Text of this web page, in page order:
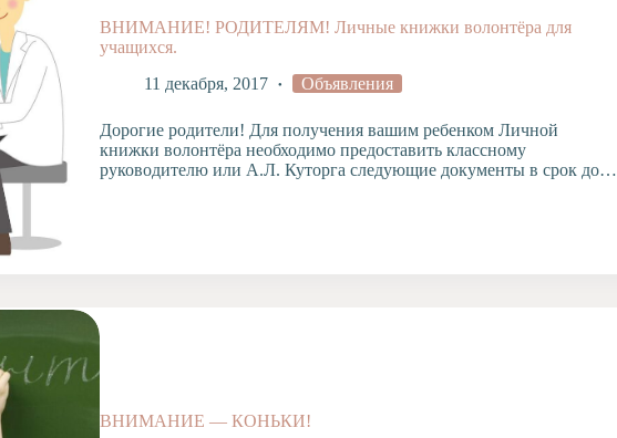
ВНИМАНИЕ! РОДИТЕЛЯМ! Личные книжки волонтёра для
учащихся.
11 декабря, 2017
Объявления
Дорогие родители! Для получения вашим ребенком Личной
книжки волонтёра необходимо предоставить классному
руководителю или А.Л. Куторга следующие документы в срок до…
ВНИМАНИЕ — КОНЬКИ!